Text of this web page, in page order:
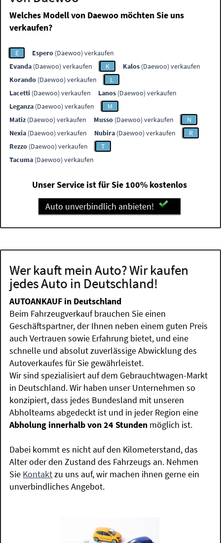
Welches Modell von Daewoo möchten Sie uns
verkaufen?
E Espero (Daewoo) verkaufen
Evanda (Daewoo) verkaufen K Kalos (Daewoo) verkaufen
Korando (Daewoo) verkaufen
L
Lacetti (Daewoo) verkaufen Lanos (Daewoo) verkaufen
Leganza (Daewoo) verkaufen
M
Matiz(Daewoo) verkaufen Musso (Daewoo) verkaufen
N
Nexia (Daewoo) verkaufen Nubira (Daewoo) verkaufen
R
Rezzo (Daewoo) verkaufen
T
Tacuma (Daewoo) verkaufen
Unser Service ist für Sie 100% kostenlos
Auto unverbindlich anbieten!
Wer kauft mein Auto? Wir kaufen
jedes Auto in Deutschland!
AUTOANKAUF in Deutschland
Beim Fahrzeugverkauf brauchen Sie einen
Geschäftspartner, der Ihnen neben einem guten Preis
auch Vertrauen sowie Erfahrung bietet, und eine
schnelle und absolut zuverlässige Abwicklung des
Autoverkaufes für Sie gewährleistet.
Wir sind spezialisiert auf dem Gebrauchtwagen-Markt
in Deutschland. Wir haben unser Unternehmen so
konzipiert, dass jedes Bundesland mit unseren
Abholteams abgedeckt ist und in jeder Region eine
Abholung innerhalb von 24 Stunden möglich ist.
Dabei kommt es nicht auf den Kilometerstand, das
Alter oder den Zustand des Fahrzeugs an. Nehmen
Sie Kontaktzu uns auf, wir machen ihnen gerne ein
unverbindliches Angebot.